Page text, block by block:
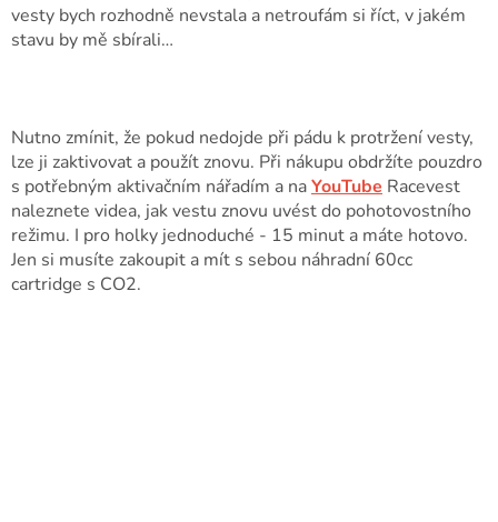
vesty bych rozhodně nevstala a netroufám si říct, v jakém
stavu by mě sbírali…
Nutno zmínit, že pokud nedojde při pádu k protržení vesty,
lze ji zaktivovat a použít znovu. Při nákupu obdržíte pouzdro
s potřebným aktivačním nářadím a naYouTube Racevest
naleznete videa, jak vestu znovu uvést do pohotovostního
režimu. I pro holky jednoduché - 15 minut a máte hotovo.
Jen si musíte zakoupit a mít s sebou náhradní 60cc
cartridge s CO2.